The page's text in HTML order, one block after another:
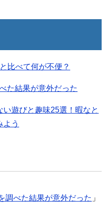
比べて何が不便？
た結果が意外だった
い遊びと趣味25選！暇なと
よう
調べた結果が意外だった 」